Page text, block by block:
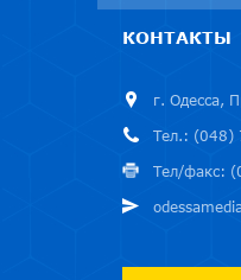
КОНТАКТЫ
г. Одесса,
Тел.: (048)
Тел/факс: